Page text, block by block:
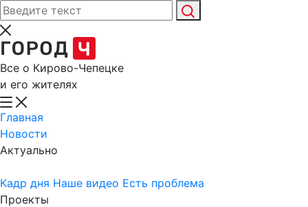
Все о Кирово-Чепецке
и его жителях
Главная
Новости
Актуально
Кадр дня Наше видео Есть проблема
Проекты